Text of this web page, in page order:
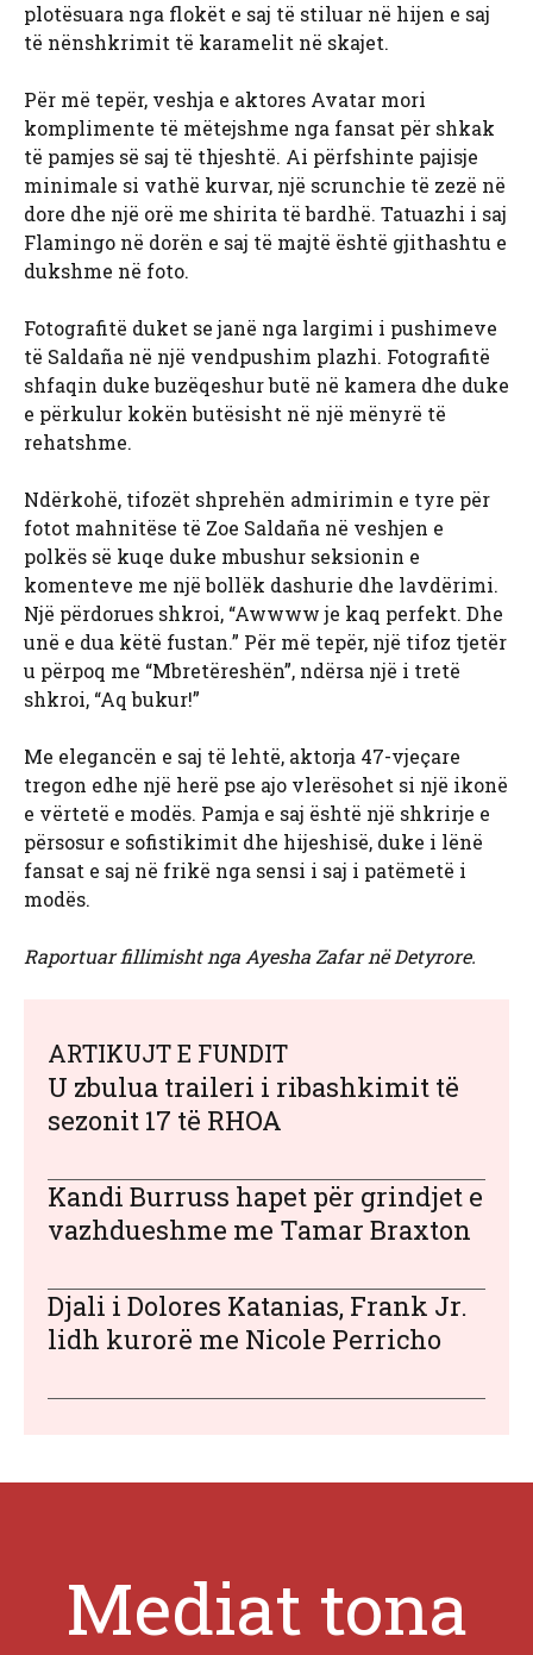
plotësuara nga flokët e saj të stiluar në hijen e saj
të nënshkrimit të karamelit në skajet.
Për më tepër, veshja e aktores Avatar mori
komplimente të mëtejshme nga fansat për shkak
të pamjes së saj të thjeshtë. Ai përfshinte pajisje
minimale si vathë kurvar, një scrunchie të zezë në
dore dhe një orë me shirita të bardhë. Tatuazhi i saj
Flamingo në dorën e saj të majtë është gjithashtu e
dukshme në foto.
Fotografitë duket se janë nga largimi i pushimeve
të Saldaña në një vendpushim plazhi. Fotografitë
shfaqin duke buzëqeshur butë në kamera dhe duke
e përkulur kokën butësisht në një mënyrë të
rehatshme.
Ndërkohë, tifozët shprehën admirimin e tyre për
fotot mahnitëse të Zoe Saldaña në veshjen e
polkës së kuqe duke mbushur seksionin e
komenteve me një bollëk dashurie dhe lavdërimi.
Një përdorues shkroi, “Awwww je kaq perfekt. Dhe
unë e dua këtë fustan.” Për më tepër, një tifoz tjetër
u përpoq me “Mbretëreshën”, ndërsa një i tretë
shkroi, “Aq bukur!”
Me elegancën e saj të lehtë, aktorja 47-vjeçare
tregon edhe një herë pse ajo vlerësohet si një ikonë
e vërtetë e modës. Pamja e saj është një shkrirje e
përsosur e sofistikimit dhe hijeshisë, duke i lënë
fansat e saj në frikë nga sensi i saj i patëmetë i
modës.
Raportuar fillimisht nga Ayesha Zafar në Detyrore.
ARTIKUJT E FUNDIT
U zbulua traileri i ribashkimit të
sezonit 17 të RHOA
Kandi Burruss hapet për grindjet e
vazhdueshme me Tamar Braxton
Djali i Dolores Katanias, Frank Jr.
lidh kurorë me Nicole Perricho
Mediat tona